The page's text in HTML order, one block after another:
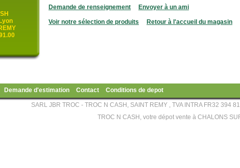
Demande de renseignement Envoyer à un ami
Voir notre sélection de produits Retour à l'accueil du magasin
Demande d'estimation Contact Conditions de depot
SARL JBR TROC - TROC N CASH, SAINT REMY , TVA INTRA FR32 394
TROC N CASH, votre dépot vente à CHALONS